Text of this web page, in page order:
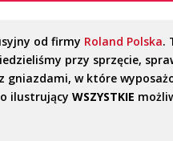
od firmy Roland Polska.
przy sprzęcie,
gniazdami, w które
ilustrującyWSZYSTKIE